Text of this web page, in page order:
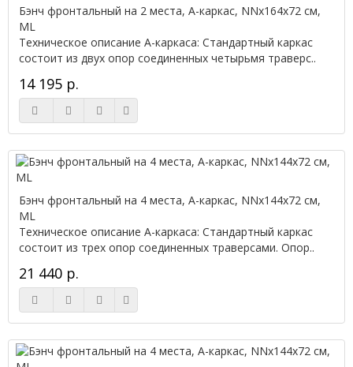
Бэнч фронтальный на 2 места, А-каркас, NNx164х72 см,
ML
Техническое описание А-каркаса: Стандартный каркас
состоит из двух опор соединенных четырьмя траверс..
14 195 р.
Бэнч фронтальный на 4 места, А-каркас, NNx144х72 см,
ML
Техническое описание А-каркаса: Стандартный каркас
состоит из трех опор соединенных траверсами. Опор..
21 440 р.